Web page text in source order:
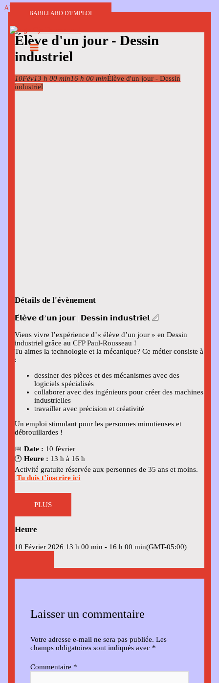
Aller au contenu
BABILLARD D'EMPLOI
Élève d'un jour - Dessin
industriel
10Fév13 h 00 min16 h 00 minÉlève d'un jour - Dessin
industriel
Détails de l'évènement
𝗘́𝗹𝗲̀𝘃𝗲 𝗱’𝘂𝗻 𝗷𝗼𝘂𝗿 | 𝗗𝗲𝘀𝘀𝗶𝗻 𝗶𝗻𝗱𝘂𝘀𝘁𝗿𝗶𝗲𝗹 📐
Viens vivre l’expérience d’« élève d’un jour » en Dessin
industriel grâce au CFP Paul-Rousseau !
Tu aimes la technologie et la mécanique? Ce métier consiste à
:
dessiner des pièces et des mécanismes avec des
logiciels spécialisés
collaborer avec des ingénieurs pour créer des machines
industrielles
travailler avec précision et créativité
Un emploi stimulant pour les personnes minutieuses et
débrouillardes !
📅Date : 10 février
🕐Heure : 13 h à 16 h
Activité gratuite réservée aux personnes de 35 ans et moins.
Tu dois t’inscrire ici
PLUS
Heure
10 Février 2026 13 h 00 min - 16 h 00 min(GMT-05:00)
Laisser un commentaire
Votre adresse e-mail ne sera pas publiée. Les
champs obligatoires sont indiqués avec *
Commentaire *